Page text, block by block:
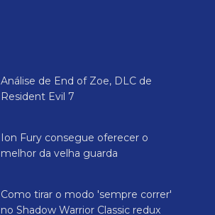
Análise de End of Zoe, DLC de
Resident Evil 7
Ion Fury consegue oferecer o
melhor da velha guarda
Como tirar o modo 'sempre correr'
no Shadow Warrior Classic redux